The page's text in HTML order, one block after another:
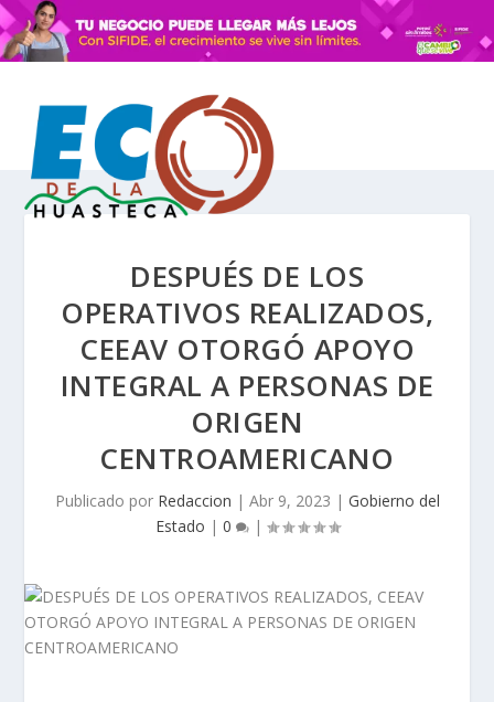
DESPUÉS DE LOS
OPERATIVOS REALIZADOS,
CEEAV OTORGÓ APOYO
INTEGRAL A PERSONAS DE
ORIGEN
CENTROAMERICANO
Publicado por Redaccion | Abr 9, 2023 | Gobierno del
Estado | 0 |